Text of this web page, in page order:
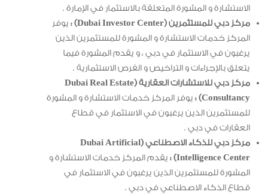
الاستشارة و المشورة المتعلقة بالاستثمار في الإمارة .
مركز دبي للمستثمرين (Dubai Investor Center) :
يوفر
المركز خدمات الاستشارة و المشورة للمستثمرين الذين
يرغبون في الاستثمار في دبي ، و يقدم المشورة فيما
يتعلق بالإجراءات و التراخيص و الفرص الاستثمارية .
مركز دبي للاستشارات العقارية (Dubai Real Estate
Consultancy) :
يوفر المركز خدمات الاستشارة و المشورة
للمستثمرين الذين يرغبون في الاستثمار في قطاع
العقارات في دبي .
مركز دبي للذكاء الاصطناعي (Dubai Artificial
Intelligence Center) :
يقدم المركز خدمات الاستشارة و
المشورة للمستثمرين الذين يرغبون في الاستثمار في
قطاع الذكاء الاصطناعي في دبي .